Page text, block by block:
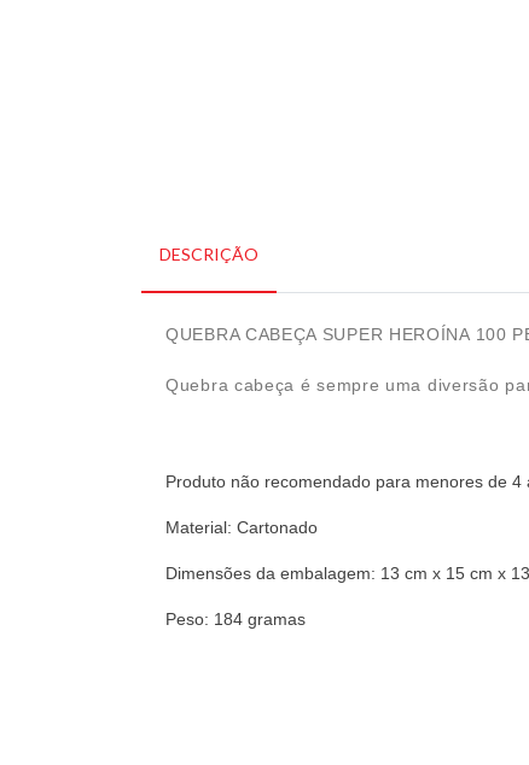
DESCRIÇÃO
QUEBRA CABEÇA SUPER HEROÍNA 100
Quebra cabeça é sempre uma diversão
Produto não recomendado para menores de 4
Material: Cartonado
Dimensões da embalagem: 13 cm x 15 cm x
Peso: 184 gramas